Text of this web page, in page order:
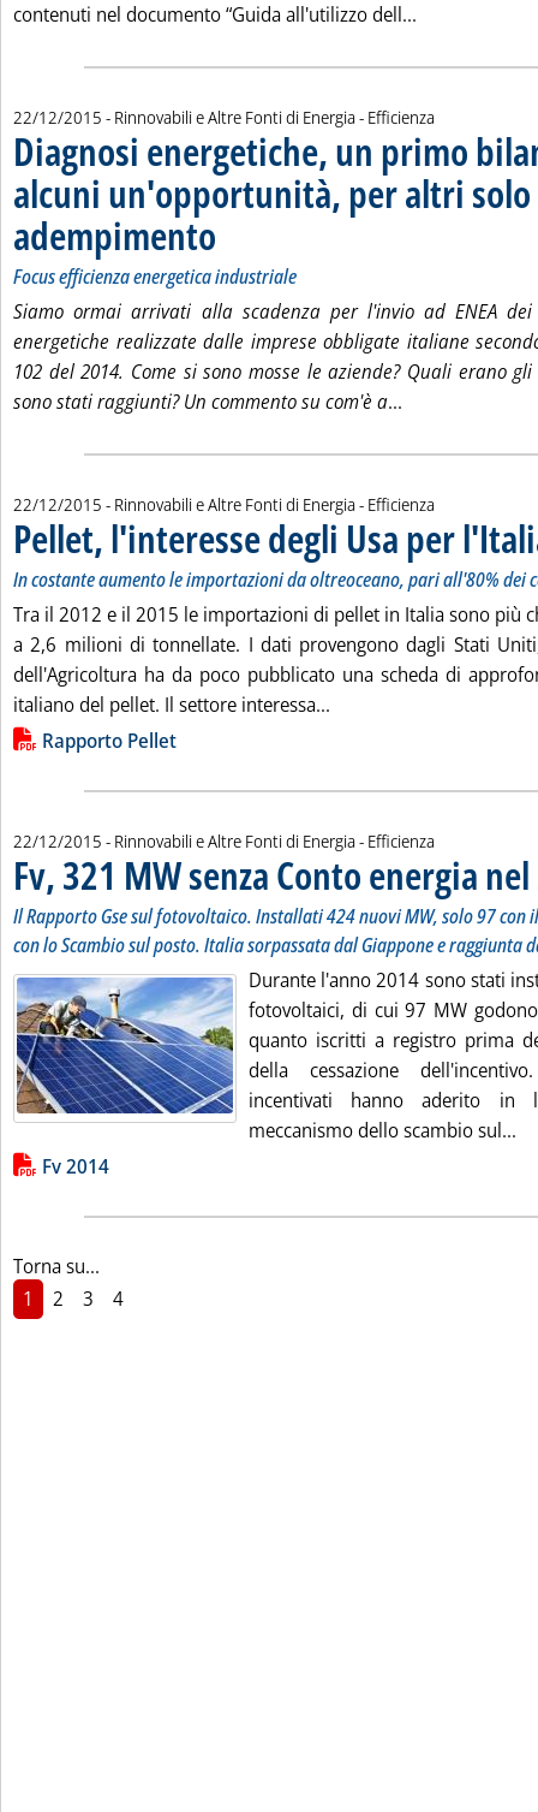
contenuti nel documento “Guida all'utilizzo dell...
22/12/2015 - Rinnovabili e Altre Fonti di Energia - Efficienza
Diagnosi energetiche, un primo
alcuni un'opportunità, per altri
adempimento . Sottotitolo: Focus efficienza energetica industriale
. Pubblicata martedì 22 dicembre 2015 alle 13.49.
Focus efficienza energetica industriale
Siamo ormai arrivati alla scadenza per l'invio ad ENEA
energetiche realizzate dalle imprese obbligate italiane
102 del 2014. Come si sono mosse le aziende? Quali erano
sono stati raggiunti? Un commento su com'è a...
22/12/2015 - Rinnovabili e Altre Fonti di Energia - Efficienza
Pellet, l'interesse degli Usa per
In costante aumento le importazioni da oltreoceano, pari all'80% dei
Tra il 2012 e il 2015 le importazioni di pellet in Italia sono più
a 2,6 milioni di tonnellate. I dati provengono dagli Stati
dell'Agricoltura ha da poco pubblicato una scheda di
italiano del pellet. Il settore interessa...
Lista allegati PDF alla notizia
Rapporto Pellet
22/12/2015 - Rinnovabili e Altre Fonti di Energia - Efficienza
Fv, 321 MW senza Conto energia
Il Rapporto Gse sul fotovoltaico. Installati 424 nuovi MW, solo 97 con
con lo Scambio sul posto. Italia sorpassata dal Giappone e raggiunta
Durante l'anno 2014 sono stati
fotovoltaici, di cui 97 MW
quanto iscritti a registro prima
della cessazione
incentivati hanno aderito in
meccanismo dello scambio sul...
Lista allegati PDF alla notizia
Fv 2014
Torna su...
1
2 3 4